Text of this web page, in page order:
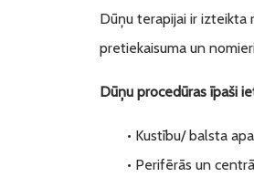
Dūņu terapijai ir izteikta
pretiekaisuma un
Dūņu procedūras īpaši
• Kustību/ balsta
• Perifērās un